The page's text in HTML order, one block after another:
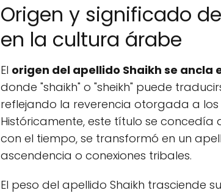
Origen y significado
en la cultura árabe
El origen del apellido Shaikh se ancla
donde "shaikh" o "sheikh" puede
reflejando la reverencia otorgada a
Históricamente, este título se concedía
con el tiempo, se transformó en un
ascendencia o conexiones tribales.
El peso del apellido Shaikh trasciende